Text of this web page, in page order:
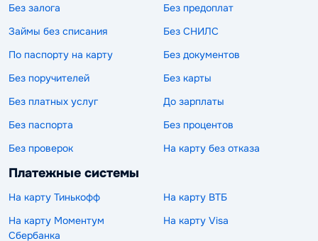
Без залога
Без предоплат
Займы без списания
Без СНИЛС
По паспорту на карту
Без документов
Без поручителей
Без карты
Без платных услуг
До зарплаты
Без паспорта
Без процентов
Без проверок
На карту без отказа
Платежные системы
На карту Тинькофф
На карту ВТБ
На карту Моментум
Сбербанка
На карту Visa